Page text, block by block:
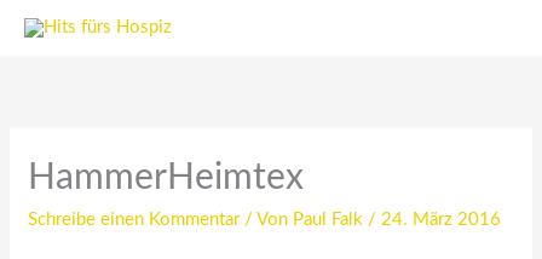
Zum
HammerHeimtex
Schreibe einen Kommentar / Von Paul Falk / 24. März 2016